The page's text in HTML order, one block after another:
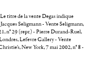
titre de la vente Degas indique
Seligmann - Vente Seligmann,
n° 29 (repr.) - Pierre Durand-Ruel,
Lefevre Gallery - Vente
New York, 7 mai 2002, n° 8 -